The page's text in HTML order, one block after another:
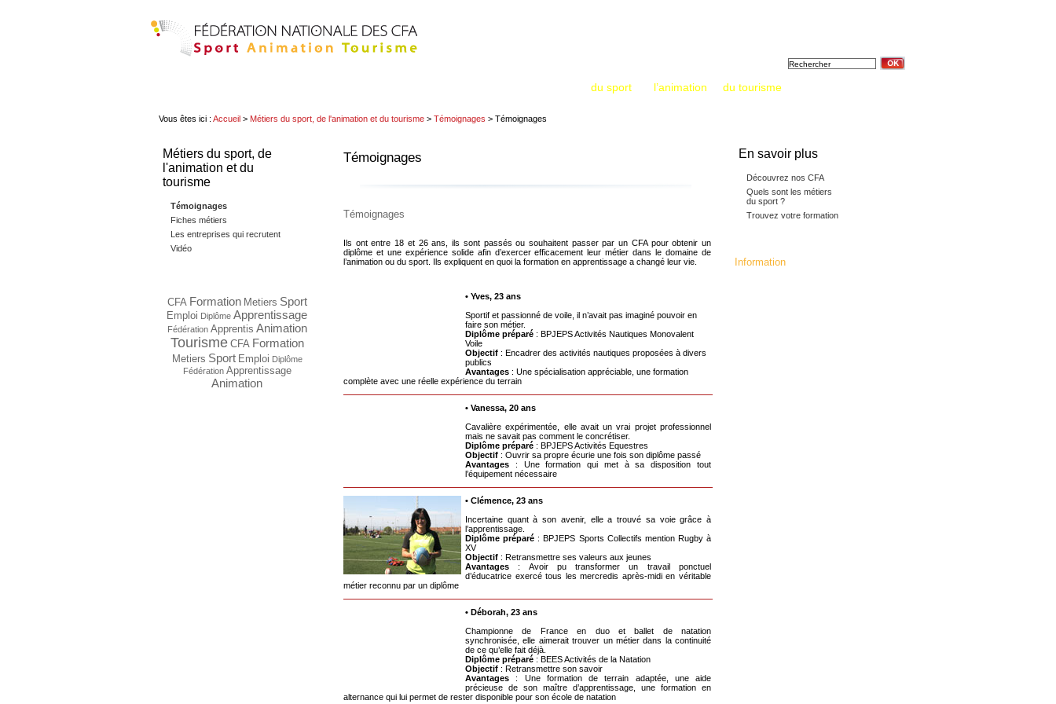
du sport l’animation du tourisme
Vous êtes ici : Accueil > Métiers du sport, de l'animation et du tourisme > Témoignages > Témoignages
Métiers du sport, de
l'animation et du
tourisme
Témoignages
Fiches métiers
Les entreprises qui recrutent
Vidéo
CFA Formation Metiers Sport
Emploi Diplôme Apprentissage
Fédération Apprentis Animation
Tourisme CFA Formation
Metiers Sport Emploi Diplôme
Fédération Apprentissage
Animation
Témoignages
Témoignages
Ils ont entre 18 et 26 ans, ils sont passés ou souhaitent passer par un CFA pour obtenir un
diplôme et une expérience solide afin d’exercer efficacement leur métier dans le domaine de
l’animation ou du sport. Ils expliquent en quoi la formation en apprentissage a changé leur vie.
• Yves, 23 ans
Sportif et passionné de voile, il n’avait pas imaginé pouvoir en
faire son métier.
Diplôme préparé : BPJEPS Activités Nautiques Monovalent
Voile
Objectif : Encadrer des activités nautiques proposées à divers
publics
Avantages : Une spécialisation appréciable, une formation
complète avec une réelle expérience du terrain
• Vanessa, 20 ans
Cavalière expérimentée, elle avait un vrai projet professionnel
mais ne savait pas comment le concrétiser.
Diplôme préparé : BPJEPS Activités Equestres
Objectif : Ouvrir sa propre écurie une fois son diplôme passé
Avantages : Une formation qui met à sa disposition tout
l’équipement nécessaire
• Clémence, 23 ans
Incertaine quant à son avenir, elle a trouvé sa voie grâce à
l’apprentissage.
Diplôme préparé : BPJEPS Sports Collectifs mention Rugby à
XV
Objectif : Retransmettre ses valeurs aux jeunes
Avantages : Avoir pu transformer un travail ponctuel
d’éducatrice exercé tous les mercredis après-midi en véritable
métier reconnu par un diplôme
• Déborah, 23 ans
Championne de France en duo et ballet de natation
synchronisée, elle aimerait trouver un métier dans la continuité
de ce qu’elle fait déjà.
Diplôme préparé : BEES Activités de la Natation
Objectif : Retransmettre son savoir
Avantages : Une formation de terrain adaptée, une aide
précieuse de son maître d’apprentissage, une formation en
alternance qui lui permet de rester disponible pour son école de natation
En savoir plus
Découvrez nos CFA
Quels sont les métiers
du sport ?
Trouvez votre formation
Information